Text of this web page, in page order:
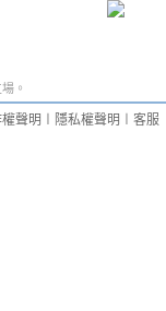
。
聲明 隱私權聲明 客服